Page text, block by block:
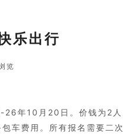
乐出行
览
年10月20日。价钱为2人
车费用。所有报名需要二次